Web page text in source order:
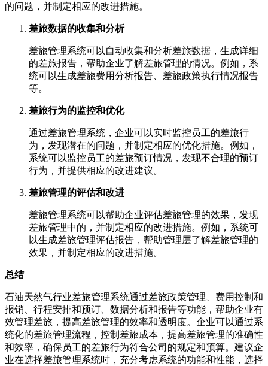
的问题，并制定相应的改进措施。
差旅数据的收集和分析
差旅管理系统可以自动收集和分析差旅数据，生成详细
的差旅报告，帮助企业了解差旅管理的情况。例如，系
统可以生成差旅费用分析报告、差旅政策执行情况报告
等。
差旅行为的监控和优化
通过差旅管理系统，企业可以实时监控员工的差旅行
为，发现潜在的问题，并制定相应的优化措施。例如，
系统可以监控员工的差旅预订情况，发现不合理的预订
行为，并提供相应的改进建议。
差旅管理的评估和改进
差旅管理系统可以帮助企业评估差旅管理的效果，发现
差旅管理中的，并制定相应的改进措施。例如，系统可
以生成差旅管理评估报告，帮助管理层了解差旅管理的
效果，并制定相应的改进措施。
总结
石油天然气行业差旅管理系统通过差旅政策管理、费用控制和
报销、行程安排和预订、数据分析和报告等功能，帮助企业有
效管理差旅，提高差旅管理的效率和透明度。企业可以通过系
统化的差旅管理流程，控制差旅成本，提高差旅管理的准确性
和效率，确保员工的差旅行为符合公司的规定和预算。建议企
业在选择差旅管理系统时，充分考虑系统的功能和性能，选择